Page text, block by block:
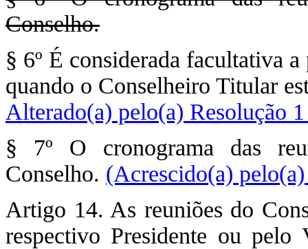
Conselho.
§ 6º É considerada facultativa
quando o Conselheiro Titular
Alterado(a) pelo(a) Resolução
§ 7º O cronograma das
Conselho. (Acrescido(a)
Artigo 14. As reuniões do
respectivo Presidente ou pelo